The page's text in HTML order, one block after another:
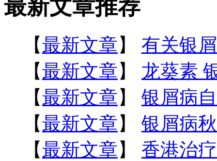
最新文章推荐
【最新文章】 有关银
【最新文章】 龙葵素
【最新文章】 银屑病
【最新文章】 银屑病
【最新文章】 香港治